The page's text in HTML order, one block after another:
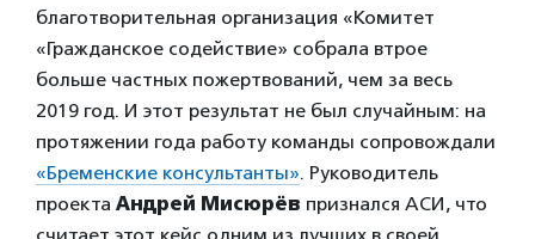
благотворительная организация «Комитет
«Гражданское содействие» собрала втрое
больше частных пожертвований, чем за весь
2019 год. И этот результат не был случайным: на
протяжении года работу команды сопровождали
«Бременские консультанты». Руководитель
проекта Андрей Мисюрёв признался АСИ, что